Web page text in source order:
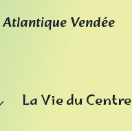
Vendée
La Vie du Centre